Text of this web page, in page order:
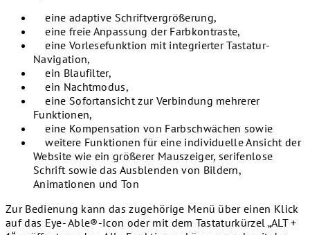
eine adaptive Schriftvergrößerung,
eine freie Anpassung der Farbkontraste,
eine Vorlesefunktion mit integrierter Tastatur-
Navigation,
ein Blaufilter,
ein Nachtmodus,
eine Sofortansicht zur Verbindung mehrerer
Funktionen,
eine Kompensation von Farbschwächen sowie
weitere Funktionen für eine individuelle Ansicht der
Website wie ein größerer Mauszeiger, serifenlose
Schrift sowie das Ausblenden von Bildern,
Animationen und Ton
Zur Bedienung kann das zugehörige Menü über einen Klick
auf das Eye- Able®-Icon oder mit dem Tastaturkürzel „ALT +